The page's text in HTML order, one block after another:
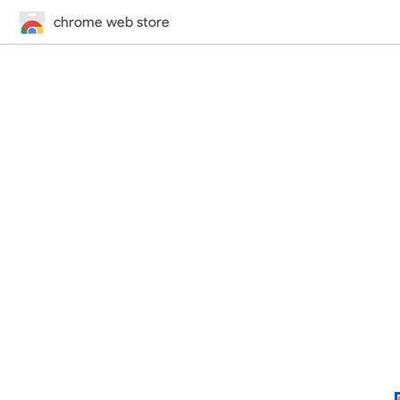
chrome web store